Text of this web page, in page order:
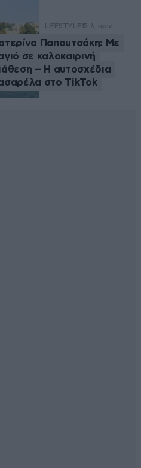
LIFESTYLE 15 λ. πριν
Παπουτσάκη: Με
σε καλοκαιρινή
– Η αυτοσχέδια
στο TikTok